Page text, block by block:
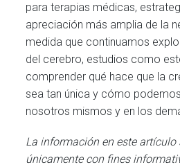
para terapias médicas,
apreciación más amplia de la
medida que continuamos
del cerebro, estudios como
comprender qué hace que la
sea tan única y cómo
nosotros mismos y en los
La información en este artículo
únicamente con fines